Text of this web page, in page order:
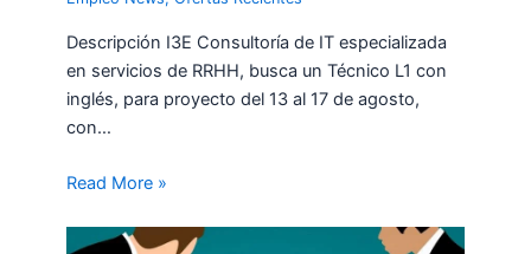
Descripción I3E Consultoría de IT especializada
en servicios de RRHH, busca un Técnico L1 con
inglés, para proyecto del 13 al 17 de agosto,
con…
Read More »